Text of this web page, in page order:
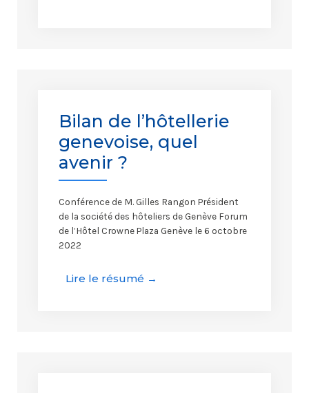
Bilan de l’hôtellerie
genevoise, quel
avenir ?
Conférence de M. Gilles Rangon Président
de la société des hôteliers de Genève Forum
de l’Hôtel Crowne Plaza Genève le 6 octobre
2022
Lire le résumé →